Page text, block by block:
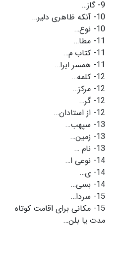
9- گاز…
10- آنکه ظاهری دلیر…
10- نوع…
11- مطا…
11- کتاب م…
11- همسر ابرا…
12- کلمه…
12- مرکز…
12- گر…
12- از استادان…
13- سپهب…
13- زمین…
13- نام …
14- نوعی ا…
14- ی…
14- بسی…
15- سردا…
15- مکانی برای اقامت کوتاه
مدت یا بلن…